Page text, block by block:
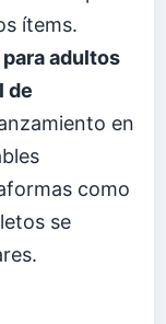
ítems.
adultos
de
en
como
se